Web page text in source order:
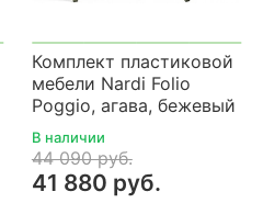
Комплект пластиковой
мебели Nardi Folio
Poggio, агава, бежевый
В наличии
44 090 руб.
41 880 руб.